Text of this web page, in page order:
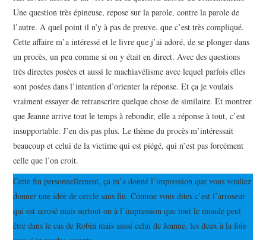
Une question très épineuse, repose sur la parole, contre la parole de
l’autre. A quel point il n’y à pas de preuve, que c’est très compliqué.
Cette affaire m’a intéressé et le livre que j’ai adoré, de se plonger dans
un procès, un peu comme si on y était en direct. Avec des questions
très directes posées et aussi le machiavélisme avec lequel parfois elles
sont posées dans l’intention d’orienter la réponse. Et ça je voulais
vraiment essayer de retranscrire quelque chose de similaire. Et montrer
que Jeanne arrive tout le temps à rebondir, elle a réponse à tout, c’est
insupportable. J’en dis pas plus. Le thème du procès m’intéressait
beaucoup et celui de la victime qui est piégé, qui n’est pas forcément
celle que l’on croit.
Cette fin personnellement, ça m’a donné l’impression que vous vouliez
donner une idée de cercle sans fin. Comme vous dites c’est l’arroseur
qui est arrosé mais surtout on à l’impression que tout le monde peut
être dans le cas de Robin mais aussi celui de Jeanne, les deux à la fois